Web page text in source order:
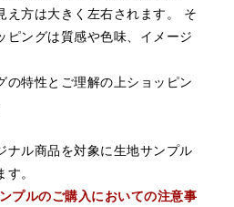
方は大きく左右されます。
そ
ピングは質感や色味、イメージ
の特性とご理解の上ショッピン
ナル商品を対象に生地サンプル
。
プルのご購入においての注意事